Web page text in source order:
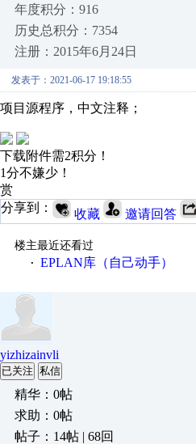
年度积分：916
历史总积分：7354
注册：2015年6月24日
发表于：2021-06-17 19:18:55
项目源程序，中文注释；
下载附件需2积分！
1分不嫌少！
赏
分享到：
收藏 邀请回答
楼主最近还看过
· EPLAN库（自己动手）
yizhizainvli
已关注 私信
精华：0帖
求助：0帖
帖子：14帖 | 68回